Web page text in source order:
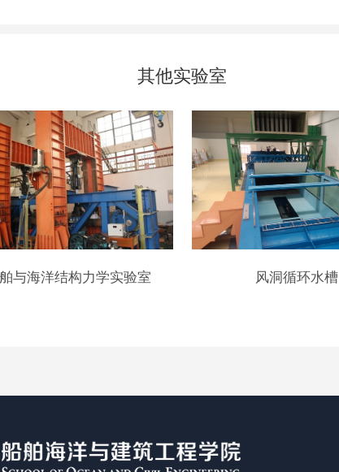
其他实验室
与海洋结构力学实验室 风洞循环水槽